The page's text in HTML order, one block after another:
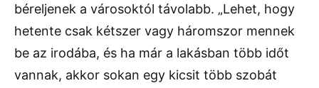
béreljenek a városoktól távolabb. „Lehet, hogy
hetente csak kétszer vagy háromszor mennek
be az irodába, és ha már a lakásban több időt
vannak, akkor sokan egy kicsit több szobát